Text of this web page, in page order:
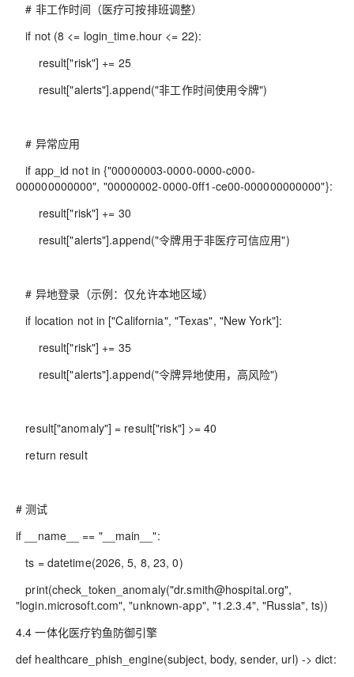
# 非工作时间（医疗可按排班调整）
if not (8 <= login_time.hour <= 22):
result["risk"] += 25
result["alerts"].append("非工作时间使用令牌")
# 异常应用
if app_id not in {"00000003-0000-0000-c000-
000000000000", "00000002-0000-0ff1-ce00-000000000000"}:
result["risk"] += 30
result["alerts"].append("令牌用于非医疗可信应用")
# 异地登录（示例：仅允许本地区域）
if location not in ["California", "Texas", "New York"]:
result["risk"] += 35
result["alerts"].append("令牌异地使用，高风险")
result["anomaly"] = result["risk"] >= 40
return result
# 测试
if __name__ == "__main__":
ts = datetime(2026, 5, 8, 23, 0)
print(check_token_anomaly("dr.smith@hospital.org",
"login.microsoft.com", "unknown-app", "1.2.3.4", "Russia", ts))
4.4 一体化医疗钓鱼防御引擎
def healthcare_phish_engine(subject, body, sender, url) -> dict: